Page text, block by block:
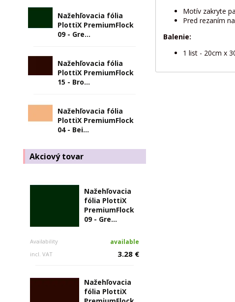
Nažehľovacia fólia
PlottiX PremiumFlock
09 - Gre...
Nažehľovacia fólia
PlottiX PremiumFlock
15 - Bro...
Nažehľovacia fólia
PlottiX PremiumFlock
04 - Bei...
Akciový tovar
Nažehľovacia
fólia PlottiX
PremiumFlock
09 - Gre...
Availability available
incl. VAT 3.28 €
Nažehľovacia
fólia PlottiX
Motív zakryte
Pred rezaním
Balenie:
1 list - 20cm x